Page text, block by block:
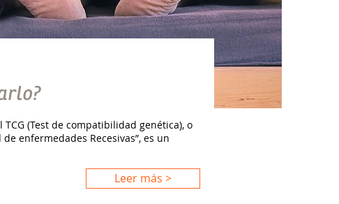
(Test de compatibilidad genética), o
enfermedades Recesivas”, es un
Leer más >